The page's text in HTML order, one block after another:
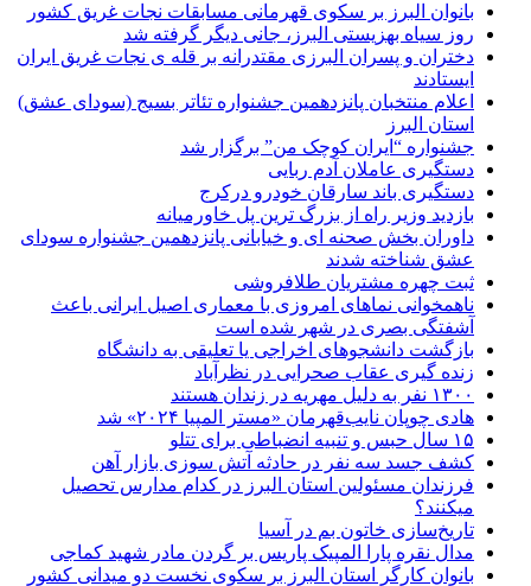
بانوان البرز بر سکوی قهرمانی مسابقات نجات غریق کشور
روز سیاه بهزیستی البرز، جانی دیگر گرفته شد
دختران و پسران البرزی مقتدرانه بر قله ی نجات غریق ایران
ایستادند
اعلام منتخبان پانزدهمین جشنواره تئاتر بسیج (سودای عشق)
استان البرز
جشنواره “ایران کوچک من” برگزار شد
دستگیری عاملان آدم ربایی
دستگیری باند سارقان خودرو درکرج
بازدید وزیر راه از بزرگ ترین پل خاورمیانه
داوران بخش صحنه ای و خیابانی پانزدهمین جشنواره سودای
عشق شناخته شدند
ثبت چهره مشتریان طلافروشی
ناهمخوانی نماهای امروزی با معماری اصیل ایرانی باعث
آشفتگی بصری در شهر شده است
بازگشت دانشجوهای اخراجی یا تعلیقی به دانشگاه
زنده گیری عقاب صحرایی در نظرآباد
۱۳۰۰ نفر به دلیل مهریه در زندان هستند
هادی چوپان نایب‌قهرمان «مستر المپیا ۲۰۲۴» شد
۱۵ سال حبس و تنبیه انضباطی برای تتلو
کشف جسد سه نفر در حادثه آتش سوزی بازار آهن
فرزندان مسئولین استان البرز در کدام مدارس تحصیل
میکنند؟
‌تاریخ‌سازی خاتون بم در آسیا
مدال نقره پارا المپیک پاریس بر گردن مادر شهید کماجی
بانوان کارگر استان البرز بر سکوی نخست دو میدانی کشور